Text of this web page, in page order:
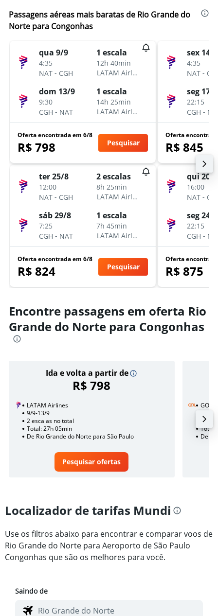
Passagens aéreas mais baratas de Rio Grande do
Norte para Congonhas
qua 9/9
4:35
NAT - CGH
1 escala
12h 40min
LATAM Airlines
dom 13/9
9:30
CGH - NAT
1 escala
14h 25min
LATAM Airlines
Oferta encontrada em 6/8
R$ 798 Pesquisar
ter 25/8
12:00
NAT - CGH
2 escalas
8h 25min
LATAM Airlines
sáb 29/8
7:25
CGH - NAT
1 escala
7h 45min
LATAM Airlines
Oferta encontrada em 6/8
R$ 824 Pesquisar
sex 14/8
4:35
NAT -
seg 17/8
22:15
CGH -
Oferta
R$ 845
qui 20/8
16:00
NAT -
seg 24/8
22:15
CGH -
Oferta
R$ 875
Encontre passagens em oferta Rio
Grande do Norte para Congonhas
Ida e volta a partir de
R$ 798
LATAM Airlines
9/9-13/9
2 escalas no total
Total: 27h 05min
De Rio Grande do Norte para São Paulo
Pesquisar ofertas
GOL
Sem
Total:
De
Localizador de tarifas Mundi
Use os filtros abaixo para encontrar e comparar voos de
Rio Grande do Norte para Aeroporto de São Paulo
Congonhas que são os melhores para você.
Saindo de